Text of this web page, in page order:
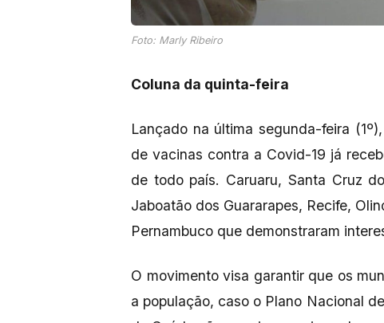
Foto: Marly Ribeiro
Coluna da quinta-feira
Lançado na última segunda-feira
de vacinas contra a Covid-19 já
de todo país. Caruaru, Santa Cruz
Jaboatão dos Guararapes, Recife,
Pernambuco que demonstraram
O movimento visa garantir que os
a população, caso o Plano Nacional